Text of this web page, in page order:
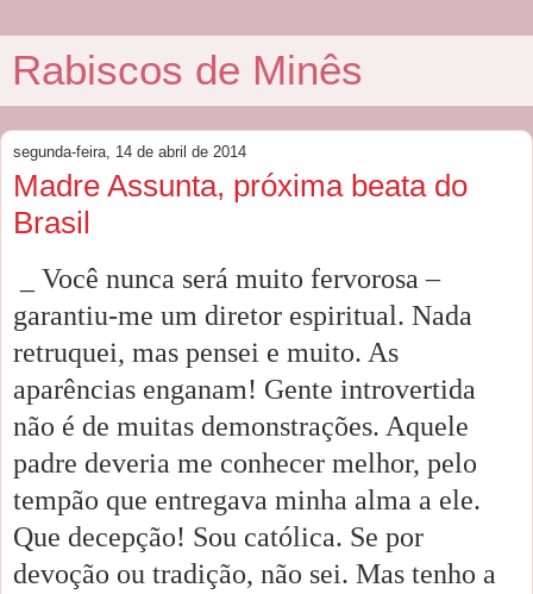
Rabiscos de Minês
segunda-feira, 14 de abril de 2014
Madre Assunta, próxima beata do
Brasil
_ Você nunca será muito fervorosa –
garantiu-me um diretor espiritual. Nada
retruquei, mas pensei e muito. As
aparências enganam! Gente introvertida
não é de muitas demonstrações. Aquele
padre deveria me conhecer melhor, pelo
tempão que entregava minha alma a ele.
Que decepção! Sou católica. Se por
devoção ou tradição, não sei. Mas tenho a